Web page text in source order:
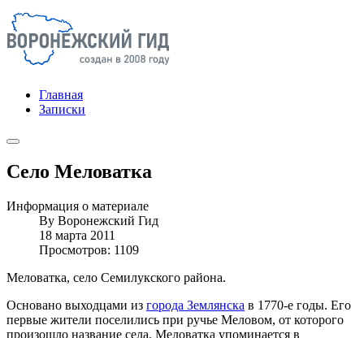
Главная
Записки
Село Меловатка
Информация о материале
By Воронежский Гид
18 марта 2011
Просмотров: 1109
Меловатка, село Семилукского района.
Основано выходцами из города Землянска в 1770-е годы. Его
первые жители поселились при ручье Меловом, от которого
произошло название села. Меловатка упоминается в